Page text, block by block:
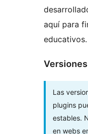
aquí para
educativos.
Las
plugins
estables.
en webs